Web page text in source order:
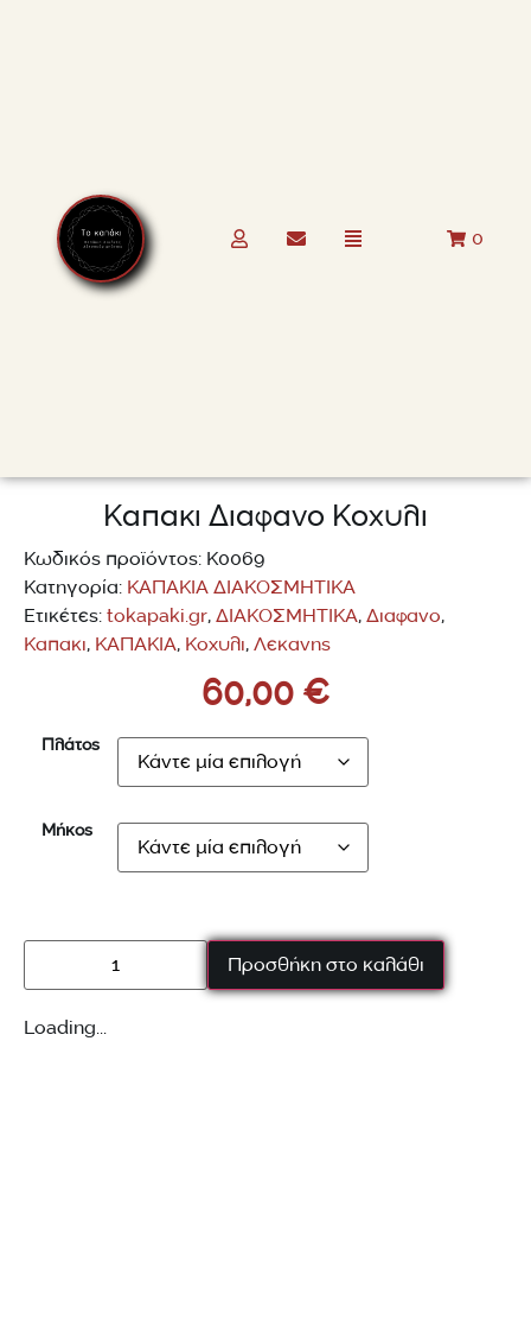
0
Καπακι Διαφανο Κοχυλι
Κωδικός προϊόντος: K0069
Κατηγορία: ΚΑΠΑΚΙΑ ΔΙΑΚΟΣΜΗΤΙΚΑ
Ετικέτες: tokapaki.gr, ΔΙΑΚΟΣΜΗΤΙΚΑ, Διαφανο,
Καπακι, ΚΑΠΑΚΙΑ, Κοχυλι, Λεκανης
60,00 €
Πλάτος
Μήκος
Προσθήκη στο καλάθι
Loading...